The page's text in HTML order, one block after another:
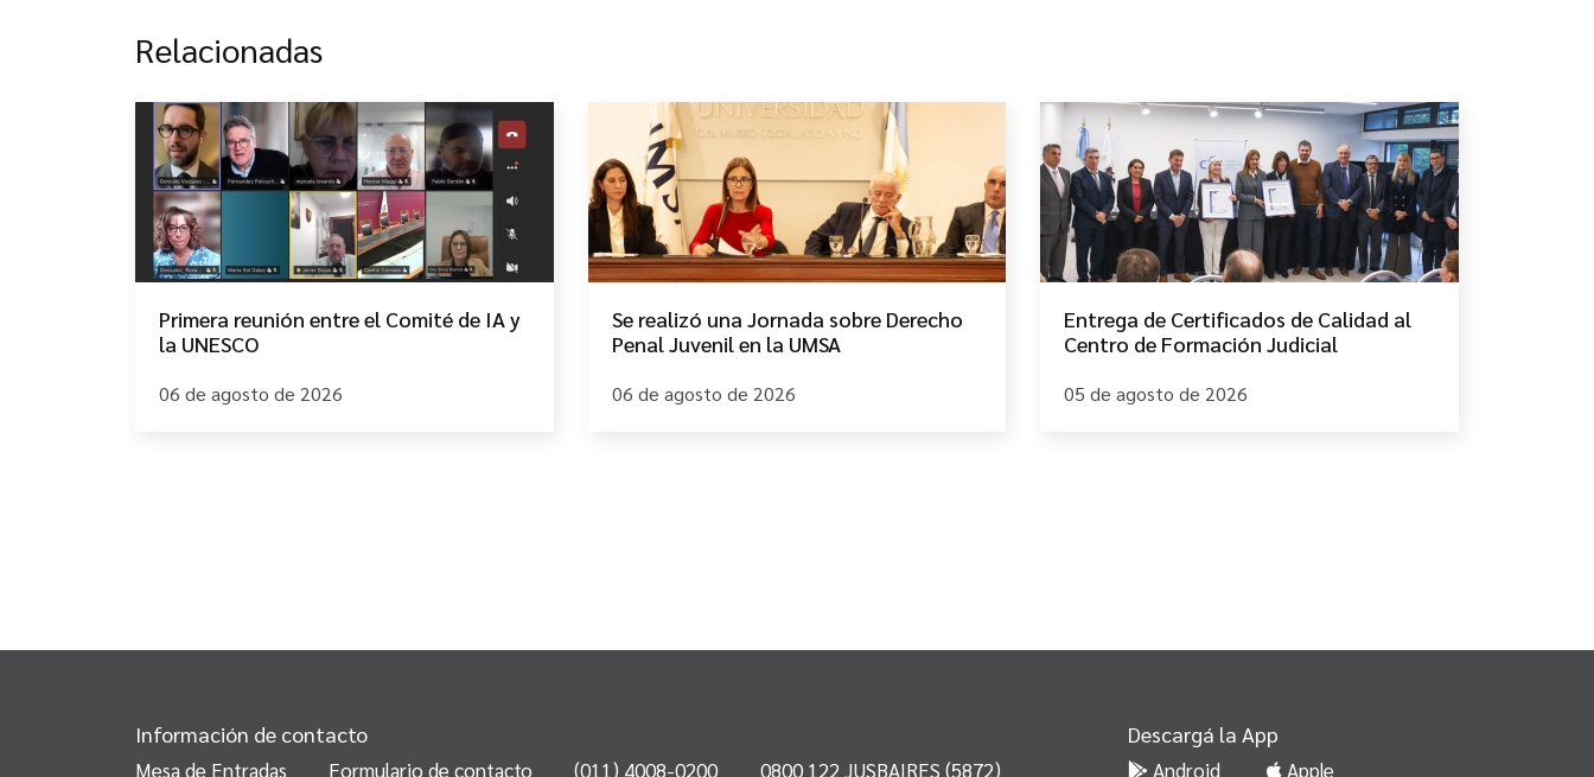
Relacionadas
Primera reunión entre el Comité de IA y
la UNESCO
06 de agosto de 2026
Se realizó una Jornada sobre Derecho
Penal Juvenil en la UMSA
06 de agosto de 2026
Entrega de Certificados de Calidad al
Centro de Formación Judicial
05 de agosto de 2026
Información de contacto
Mesa de Entradas Formulario de contacto (011) 4008-0200 0800 122 JUSBAIRES (5872)
Descargá la App
Android Apple